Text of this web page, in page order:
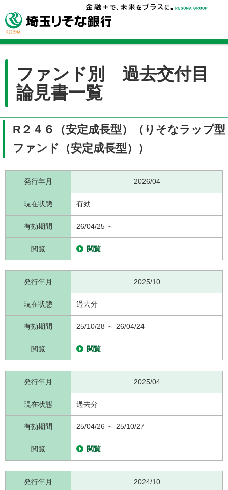
ファンド別 過去交付目
論見書一覧
R２４６（安定成長型）（りそなラップ型
ファンド（安定成長型））
発行年月 2026/04
現在状態 有効
有効期間 26/04/25 ～
閲覧 閲覧
発行年月 2025/10
現在状態 過去分
有効期間 25/10/28 ～ 26/04/24
閲覧 閲覧
発行年月 2025/04
現在状態 過去分
有効期間 25/04/26 ～ 25/10/27
閲覧 閲覧
発行年月 2024/10